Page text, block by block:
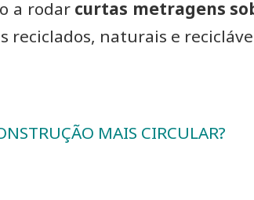
a rodar curtas metragens
reciclados, naturais e
MAIS CIRCULAR?